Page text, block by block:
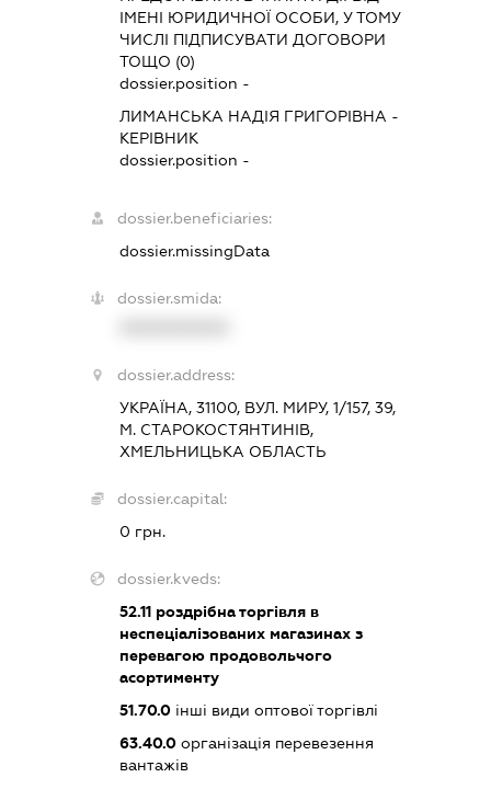
ІМЕНІ ЮРИДИЧНОЇ ОСОБИ, У ТОМУ
ЧИСЛІ ПІДПИСУВАТИ ДОГОВОРИ
ТОЩО (0)
dossier.position -
ЛИМАНСЬКА НАДІЯ ГРИГОРІВНА -
КЕРІВНИК
dossier.position -
dossier.beneficiaries:
dossier.missingData
dossier.smida:
dossier.address:
УКРАЇНА, 31100, ВУЛ. МИРУ, 1/157, 39,
М. СТАРОКОСТЯНТИНІВ,
ХМЕЛЬНИЦЬКА ОБЛАСТЬ
dossier.capital:
0 грн.
dossier.kveds:
52.11 роздрібна торгівля в
неспеціалізованих магазинах з
перевагою продовольчого
асортименту
51.70.0 інші види оптової торгівлі
63.40.0 організація перевезення
вантажів